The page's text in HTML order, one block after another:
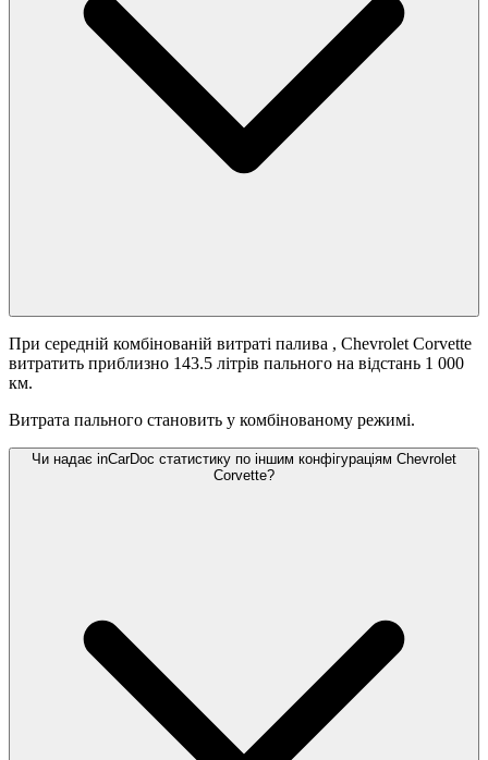
При середній комбінованій витраті палива , Chevrolet Corvette
витратить приблизно 143.5 літрів пального на відстань 1 000
км.
Витрата пального становить у комбінованому режимі.
Чи надає inCarDoc статистику по іншим конфігураціям Chevrolet
Corvette?